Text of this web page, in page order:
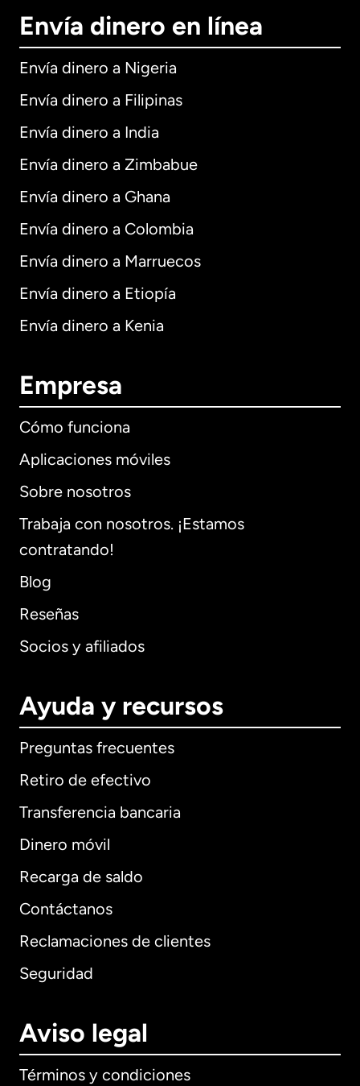
Envía dinero en línea
Envía dinero a Nigeria
Envía dinero a Filipinas
Envía dinero a India
Envía dinero a Zimbabue
Envía dinero a Ghana
Envía dinero a Colombia
Envía dinero a Marruecos
Envía dinero a Etiopía
Envía dinero a Kenia
Empresa
Cómo funciona
Aplicaciones móviles
Sobre nosotros
Trabaja con nosotros. ¡Estamos
contratando!
Blog
Reseñas
Socios y afiliados
Ayuda y recursos
Preguntas frecuentes
Retiro de efectivo
Transferencia bancaria
Dinero móvil
Recarga de saldo
Contáctanos
Reclamaciones de clientes
Seguridad
Aviso legal
Términos y condiciones